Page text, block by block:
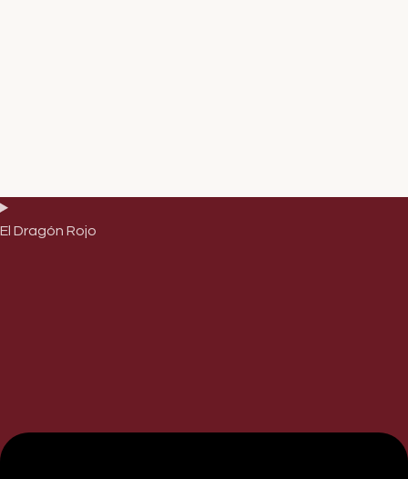
El Dragón Rojo